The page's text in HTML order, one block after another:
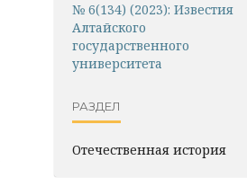
№ 6(134) (2023): Известия
Алтайского
государственного
университета
РАЗДЕЛ
Отечественная история